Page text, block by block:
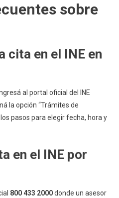
sobre
cita en el INE en
al portal oficial del INE
la opción “Trámites de
pasos para elegir fecha, hora y
en el INE por
800 433 2000donde un asesor